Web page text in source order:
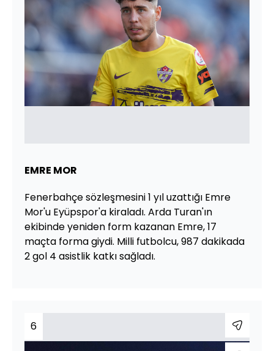
EMRE MOR
Fenerbahçe sözleşmesini 1 yıl uzattığı Emre
Mor'u Eyüpspor'a kiraladı. Arda Turan'ın
ekibinde yeniden form kazanan Emre, 17
maçta forma giydi. Milli futbolcu, 987 dakikada
2 gol 4 asistlik katkı sağladı.
6